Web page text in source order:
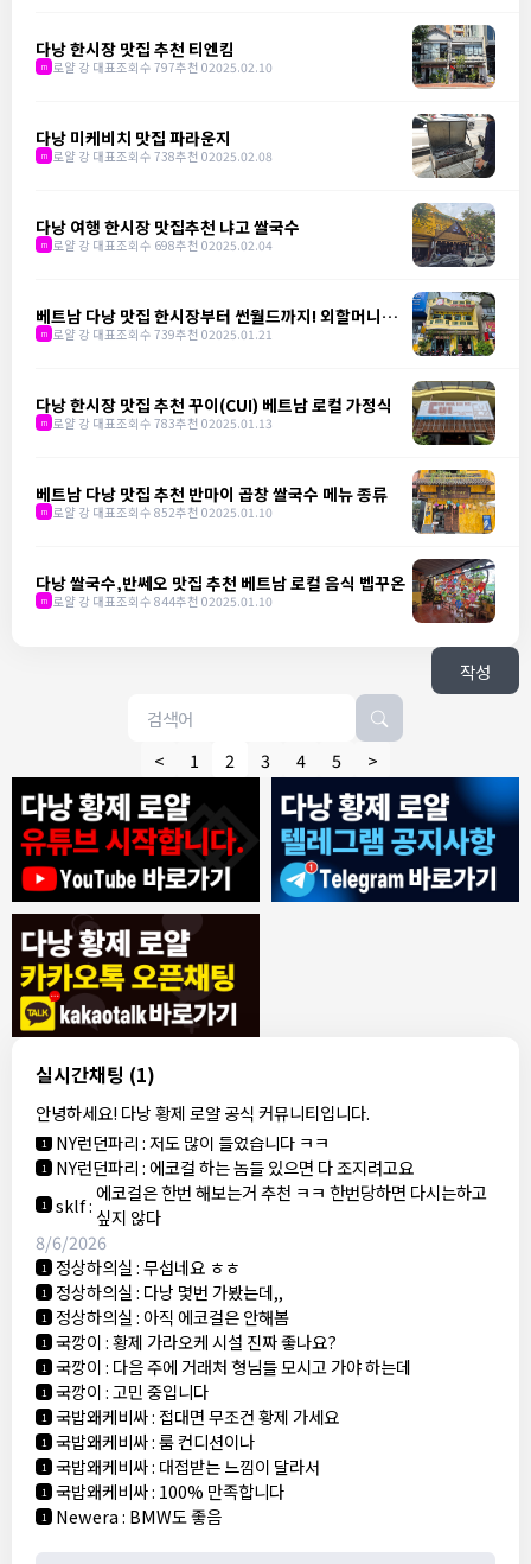
실시간채팅 (1)
안녕하세요! 다낭 황제 로얄 공식 커뮤니티입니다.
8/4/2026
1 모기한테물림:여기도 문의해보면 바로 알려줌
1 모기한테물림:정찰가보다 쌀수 없음
1 결혼안해:ㄹㅇ 팩트 ㅋㅋㅋㅋ
결혼안해:ㄹㅇ 팩트 ㅋㅋㅋㅋ
8/5/2026
NY런던파리 :다낭 에코걸 여기서 예약 가능한가요?
1 3군:에코걸 좀 조심 하는게 좋음
1 NY런던파리:저도 많이 들었습니다 ㅋㅋ
1 NY런던파리: 에코걸 하는 놈들 있으면 다 조지려고요
1 sklf: 에코걸은 한번 해보는거 추천 ㅋㅋ 한번당하면 다시는하고
싶지 않다
8/6/2026
1 정상하의실:무섭네요 ㅎㅎ
1 정상하의실: 다낭 몇번 가봤는데,,
1 정상하의실: 아직 에코걸은 안해봄
1 국깡이:황제 가라오케 시설 진짜 좋나요?
1 국깡이: 다음 주에 거래처 형님들 모시고 가야 하는데
1 국깡이:고민 중입니다
1 국밥왜케비싸: 접대면 무조건 황제 가세요
1 국밥왜케비싸:룸 컨디션이나
1 국밥왜케비싸: 대접받는 느낌이 달라서
1 국밥왜케비싸: 100% 만족합니다
1 Newera: BMW도 좋음
다낭 한시장 맛집 추천 티엔킴
m 로얄 강 대표 조회수 797추천 02025.02.10
다낭 미케비치 맛집 파라운지
m 로얄 강 대표 조회수 738추천 02025.02.08
다낭 여행 한시장 맛집추천 냐고 쌀국수
m 로얄 강 대표 조회수 698추천 02025.02.04
베트남 다낭 맛집 한시장부터 썬월드까지! 외할머니의
주방
m 로얄 강 대표 조회수 739추천 02025.01.21
다낭 한시장 맛집 추천 꾸이(CUI) 베트남 로컬 가정식
m 로얄 강 대표 조회수 783추천 02025.01.13
베트남 다낭 맛집 추천 반마이 곱창 쌀국수 메뉴 종류
m 로얄 강 대표 조회수 852추천 02025.01.10
다낭 쌀국수,반쎄오 맛집 추천 베트남 로컬 음식 벱꾸온
m 로얄 강 대표 조회수 844추천 02025.01.10
작성
< 1 2 3 4 5 >